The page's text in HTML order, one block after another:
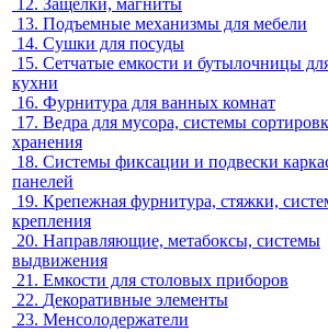
12. Защелки, магниты
13. Подъемные механизмы для мебели
14. Сушки для посуды
15. Сетчатые емкости и бутылочницы
кухни
16. Фурнитура для ванных комнат
17. Ведра для мусора, системы
хранения
18. Системы фиксации и подвески
панелей
19. Крепежная фурнитура, стяжки,
крепления
20. Направляющие, метабоксы, системы
выдвижения
21. Емкости для столовых приборов
22. Декоративные элементы
23. Менсолодержатели